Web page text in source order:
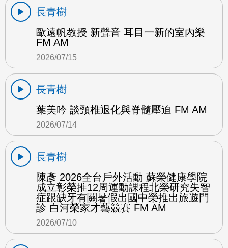
長青樹
歐遠帆教授 新聲音 耳目一新的室內樂
FM AM
2026/07/15
長青樹
葉美吟 談頸椎退化與脊髓壓迫 FM AM
2026/07/14
長青樹
陳彥 2026全台戶外活動 蘇榮健康學院
成立彰榮推12周運動課程北榮研究失智
症跟缺牙有關暑假出國中榮推出旅遊門
診 白河榮家才藝競賽 FM AM
2026/07/10